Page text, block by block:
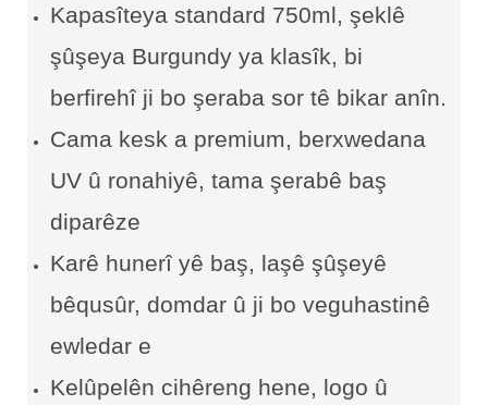
Kapasîteya standard 750ml, şeklê
şûşeya Burgundy ya klasîk, bi
berfirehî ji bo şeraba sor tê bikar anîn.
Cama kesk a premium, berxwedana
UV û ronahiyê, tama şerabê baş
diparêze
Karê hunerî yê baş, laşê şûşeyê
bêqusûr, domdar û ji bo veguhastinê
ewledar e
Kelûpelên cihêreng hene, logo û